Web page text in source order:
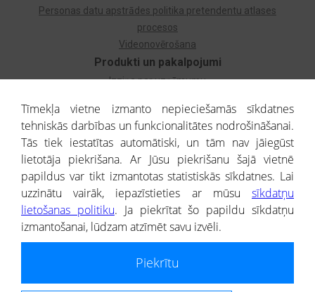
Produkti un pakalpojumi
Izziņa par uzņēmumu
Dzimtas koks
Uzņēmumu atlase
Monitorings
Kredītizziņa par ārvalstu uzņēmumiem
Personas datu apstrādes politika pretendentu atlases
procesos
Videonovērošana
® CREDITREFORM Latvija
SIA
Portāla ietvaros saņemtajai informācijai ir uzziņas raksturs, un tai nav
Tīmekļa vietne izmanto nepieciešamās sīkdatnes
tehniskās darbības un funkcionalitātes nodrošināšanai.
Tās tiek iestatītas automātiski, un tām nav jāiegūst
lietotāja piekrišana. Ar Jūsu piekrišanu šajā vietnē
papildus var tikt izmantotas statistiskās sīkdatnes. Lai
uzzinātu vairāk, iepazīstieties ar mūsu sīkdatņu
lietošanas politiku. Ja piekrītat šo papildu sīkdatņu
izmantošanai, lūdzam atzīmēt savu izvēli.
Piekrītu